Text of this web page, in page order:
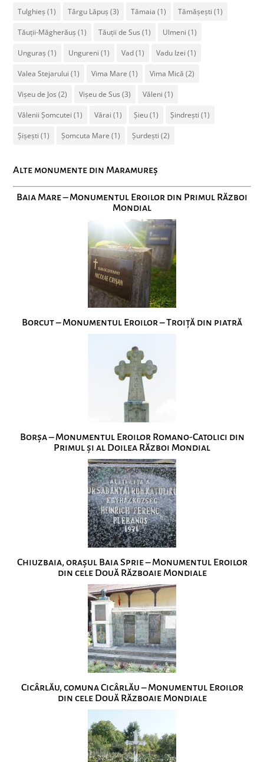
Tulghieș (1) Târgu Lăpuș (3) Tămaia (1) Tămășești (1)
Tăuții-Măgherăuș (1) Tăuții de Sus (1) Ulmeni (1)
Unguraș (1) Ungureni (1) Vad(1) Vadu Izei (1)
Valea Stejarului (1) Vima Mare (1) Vima Mică (2)
Vișeu de Jos (2) Vișeu de Sus (3) Văleni (1)
Vălenii Șomcutei (1) Vărai (1) Șieu(1) Șindrești (1)
Șișești (1) Șomcuta Mare (1) Șurdești (2)
Alte monumente din Maramureș
Baia Mare – Monumentul Eroilor din Primul Război
Mondial
Borcut – Monumentul Eroilor – Troiță din piatră
Borșa – Monumentul Eroilor Romano-Catolici din
Primul și al Doilea Război Mondial
Chiuzbaia, orașul Baia Sprie – Monumentul Eroilor
din cele Două Războaie Mondiale
Cicârlău, comuna Cicârlău – Monumentul Eroilor
din cele Două Războaie Mondiale